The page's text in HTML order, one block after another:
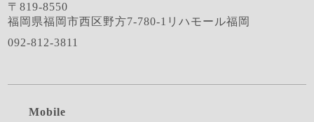
〒819-8550
福岡県福岡市西区野方7-780-1リハモール福岡
092-812-3811
Mobile